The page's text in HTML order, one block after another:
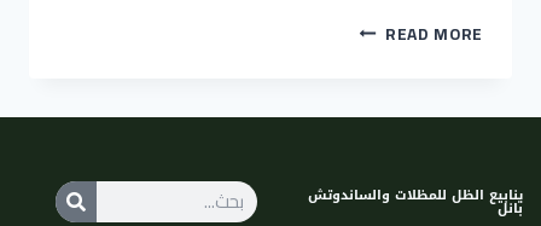
READ MORE
ينابيع الظل للمظلات والساندوتش
بانل